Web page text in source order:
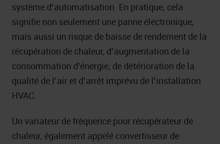
système d’automatisation. En pratique, cela
signifie non seulement une panne électronique,
mais aussi un risque de baisse de rendement de la
récupération de chaleur, d’augmentation de la
consommation d’énergie, de détérioration de la
qualité de l’air et d’arrêt imprévu de l’installation
HVAC.
Un variateur de fréquence pour récupérateur de
chaleur, également appelé convertisseur de